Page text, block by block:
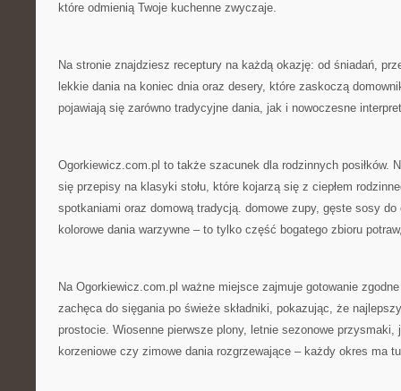
które odmienią Twoje kuchenne zwyczaje.
Na stronie znajdziesz receptury na każdą okazję: od śniadań,
lekkie dania na koniec dnia oraz desery, które zaskoczą
pojawiają się zarówno tradycyjne dania, jak i nowoczesne
Ogorkiewicz.com.pl to także szacunek dla rodzinnych posiłków.
się przepisy na klasyki stołu, które kojarzą się z ciepłem
spotkaniami oraz domową tradycją. domowe zupy, gęste sosy
kolorowe dania warzywne – to tylko część bogatego zbioru
Na Ogorkiewicz.com.pl ważne miejsce zajmuje gotowanie
zachęca do sięgania po świeże składniki, pokazując, że
prostocie. Wiosenne pierwsze plony, letnie sezonowe przysmaki,
korzeniowe czy zimowe dania rozgrzewające – każdy okres ma